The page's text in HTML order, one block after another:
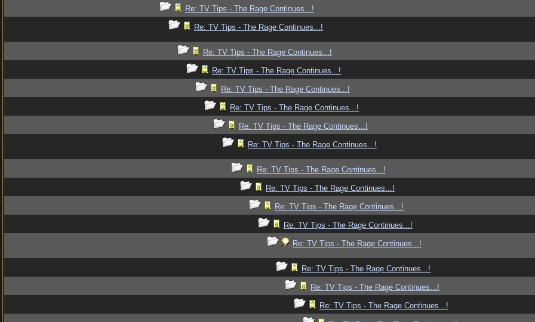
Re: TV Tips - The Rage Continues...!
Re: TV Tips - The Rage Continues...!
Re: TV Tips - The Rage Continues...!
Re: TV Tips - The Rage Continues...!
Re: TV Tips - The Rage Continues...!
Re: TV Tips - The Rage Continues...!
Re: TV Tips - The Rage Continues...!
Re: TV Tips - The Rage Continues...!
Re: TV Tips - The Rage Continues...!
Re: TV Tips - The Rage Continues...!
Re: TV Tips - The Rage Continues...!
Re: TV Tips - The Rage Continues...!
Re: TV Tips - The Rage Continues...!
Re: TV Tips - The Rage Continues...!
Re: TV Tips - The Rage Continues...!
Re: TV Tips - The Rage Continues...!